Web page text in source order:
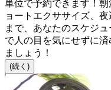
単位で予約できます！
ョートエクササイズ、
まで、あなたのスケジ
で人の目を気にせずに
ましょう！
(続く)